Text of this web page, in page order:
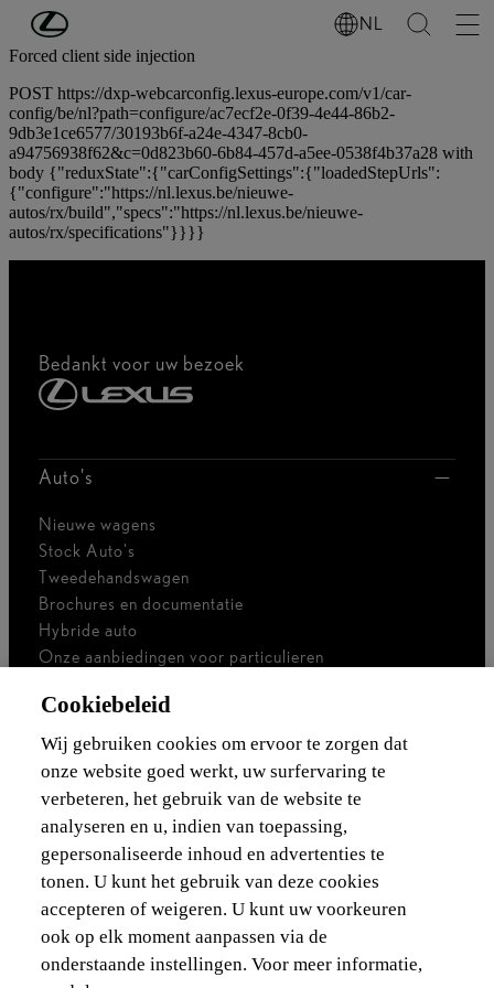
Ga naar de hoofdinhoud NL
Forced client side injection
POST https://dxp-webcarconfig.lexus-europe.com/v1/car-
config/be/nl?path=configure/ac7ecf2e-0f39-4e44-86b2-
9db3e1ce6577/30193b6f-a24e-4347-8cb0-
a94756938f62&c=0d823b60-6b84-457d-a5ee-0538f4b37a28 with
body {"reduxState":{"carConfigSettings":{"loadedStepUrls":
{"configure":"https://nl.lexus.be/nieuwe-
autos/rx/build","specs":"https://nl.lexus.be/nieuwe-
autos/rx/specifications"}}}}
Bedankt voor uw bezoek
Auto's
Nieuwe wagens
Stock Auto's
Tweedehandswagen
Brochures en documentatie
Hybride auto
Onze aanbiedingen voor particulieren
Bedrijfswagen
Ik ben zelfstandig
Voor vlootbeheerders
Waarborgen & financieringen
Ontdek Lexus
Wettelijke vermelding
Cookiebeleid
Wij gebruiken cookies om ervoor te zorgen dat
onze website goed werkt, uw surfervaring te
verbeteren, het gebruik van de website te
analyseren en u, indien van toepassing,
gepersonaliseerde inhoud en advertenties te
tonen. U kunt het gebruik van deze cookies
accepteren of weigeren. U kunt uw voorkeuren
ook op elk moment aanpassen via de
onderstaande instellingen. Voor meer informatie,